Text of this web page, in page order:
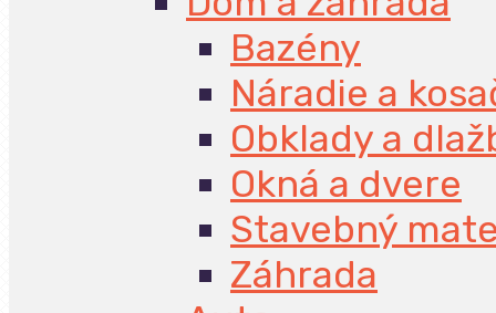
Bazény
Náradie a
Obklady a
Okná a dvere
Stavebný
Záhrada